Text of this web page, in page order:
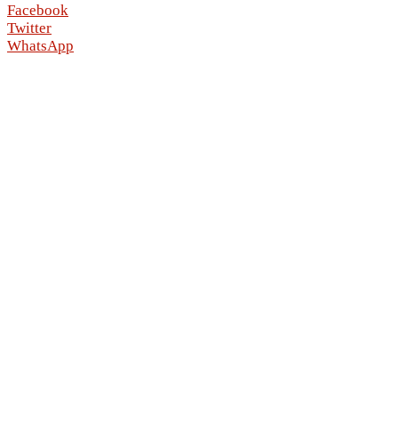
Facebook
Twitter
WhatsApp